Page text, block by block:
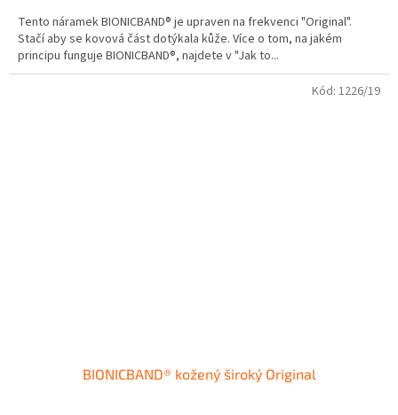
Tento náramek BIONICBAND® je upraven na frekvenci "Original".
Stačí aby se kovová část dotýkala kůže. Více o tom, na jakém
principu funguje BIONICBAND®, najdete v "Jak to...
BIONICBAND® kožený široký Original
Kód: 1226/19